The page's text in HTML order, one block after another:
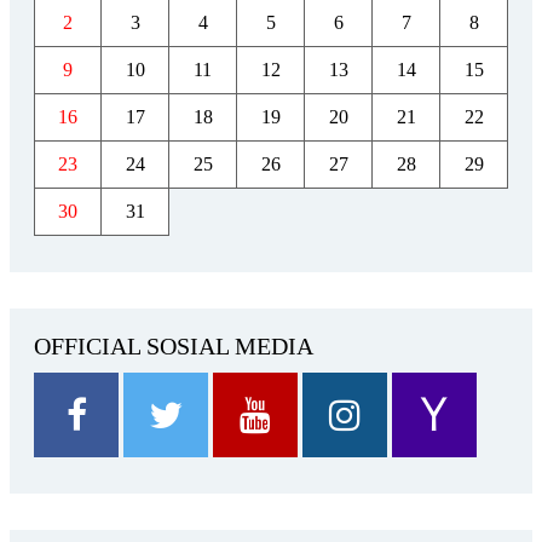
2 3 4 5 6 7 8
9 10 11 12 13 14 15
16 17 18 19 20 21 22
23 24 25 26 27 28 29
30 31
OFFICIAL SOSIAL MEDIA